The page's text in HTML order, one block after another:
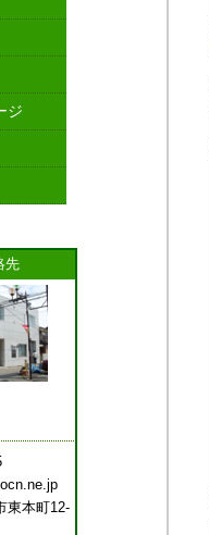
ジ
先
東本町12-